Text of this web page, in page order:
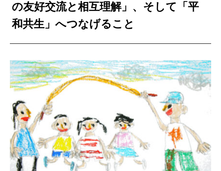
の友好交流と相互理解」、そして「平
和共生」へつなげること